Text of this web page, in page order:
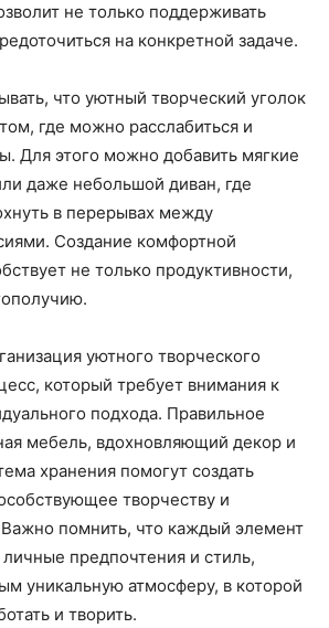
не только поддерживать
на конкретной задаче.
что уютный творческий уголок
где можно расслабиться и
Для этого можно добавить мягкие
даже небольшой диван, где
в перерывах между
Создание комфортной
не только продуктивности,
уютного творческого
который требует внимания к
подхода. Правильное
мебель, вдохновляющий декор и
хранения помогут создать
творчеству и
помнить, что каждый элемент
предпочтения и стиль,
уникальную атмосферу, в которой
и творить.